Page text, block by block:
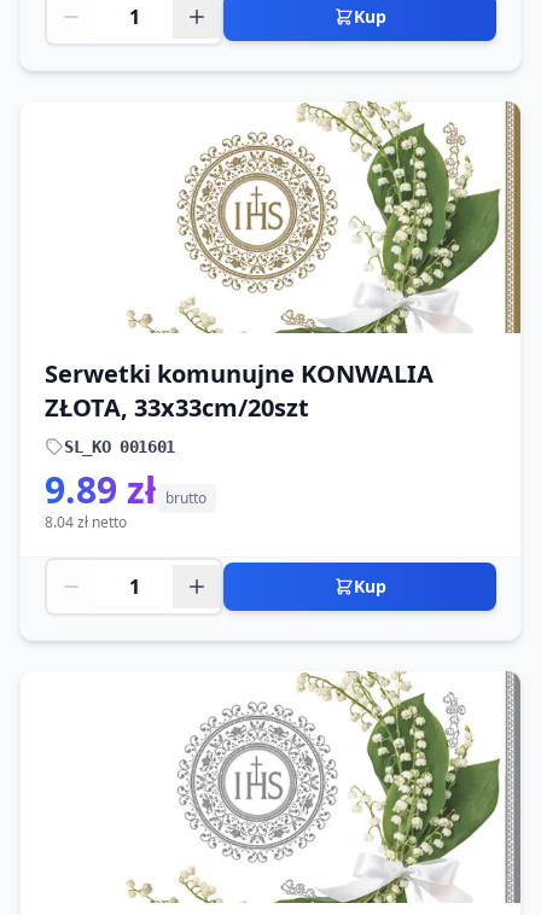
Kup
Serwetki komunujne KONWALIA
ZŁOTA, 33x33cm/20szt
SL_KO 001601
9.89 zł brutto
8.04 zł netto
Kup